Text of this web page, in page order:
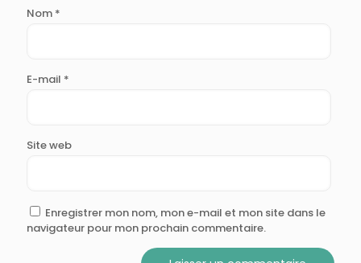
Nom *
E-mail *
Site web
Enregistrer mon nom, mon e-mail et mon site dans le
navigateur pour mon prochain commentaire.